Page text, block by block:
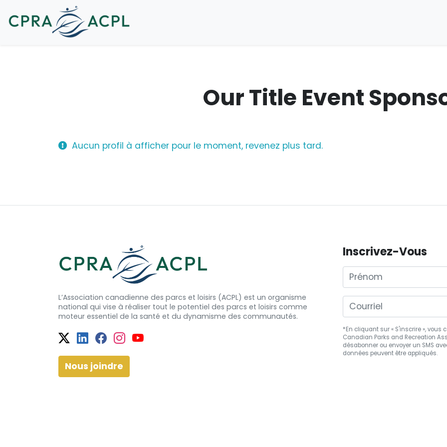
Our Title Event
Aucun profil à afficher pour le moment, revenez plus tard.
L’Association canadienne des parcs et loisirs (ACPL) est un organisme
national qui vise à réaliser tout le potentiel des parcs et loisirs comme
moteur essentiel de la santé et du dynamisme des communautés.
Twitter
Facebook
Facebook
Instagram
YouTube
Nous joindre
Inscrivez-Vous
Prénom
*En cliquant sur « S'inscrire »,
Canadian Parks and Recreation
désabonner ou envoyer un SMS
données peuvent être appliqués.